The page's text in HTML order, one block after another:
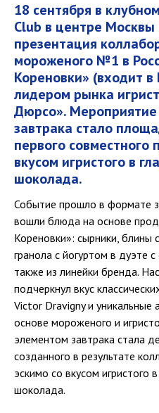
18 сентября в
Club в центре Москвы
презентация
мороженого №1 в
Кореновки» (входит в
лидером рынка
Дюрсо». Мероприятие
завтрака стало
первого совместного
вкусом игристого в
шоколада.
Событие прошло в формате
вошли блюда на основе
Кореновки»: сырники,
гранола с йогуртом в дуэте
также из линейки бренда.
подчеркнул вкус
Victor Dravigny и уникальные
основе мороженого и
элементом завтрака стала
созданного в результате
эскимо со вкусом игристого
шоколада.